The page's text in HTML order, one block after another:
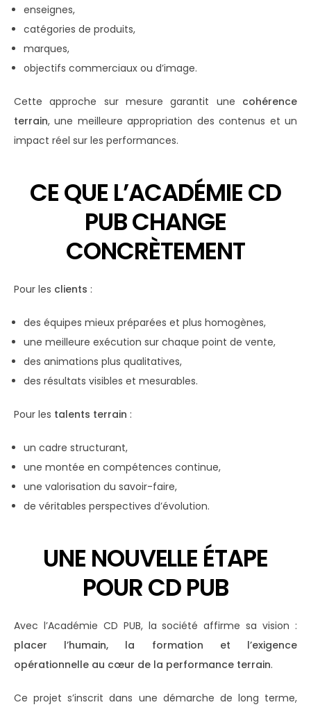
enseignes,
catégories de produits,
marques,
objectifs commerciaux ou d’image.
Cette approche sur mesure garantit une cohérence
terrain, une meilleure appropriation des contenus et un
impact réel sur les performances.
CE QUE L’ACADÉMIE CD
PUB CHANGE
CONCRÈTEMENT
Pour les clients :
des équipes mieux préparées et plus homogènes,
une meilleure exécution sur chaque point de vente,
des animations plus qualitatives,
des résultats visibles et mesurables.
Pour les talents terrain :
un cadre structurant,
une montée en compétences continue,
une valorisation du savoir-faire,
de véritables perspectives d’évolution.
UNE NOUVELLE ÉTAPE
POUR CD PUB
Avec l’Académie CD PUB, la société affirme sa vision :
placer l’humain, la formation et l’exigence
opérationnelle au cœur de la performance terrain.
Ce projet s’inscrit dans une démarche de long terme,